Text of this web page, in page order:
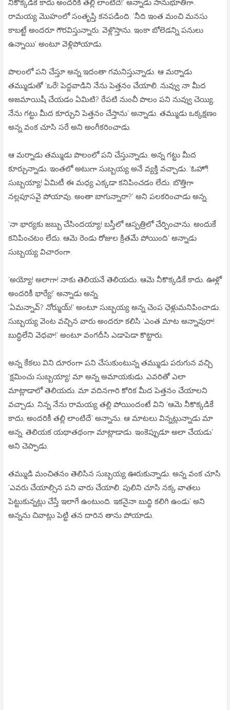
నీకొక్కడికే కాదు అందరికీ తల్లి లాంటిదే!’ అన్నాడు సానుభూతిగా.
రామయ్య మొహంలో సంతృప్తి కనపడింది. ‘నీది ఇంత మంచి మనసు
కాబట్టే అందరూ గౌరవిస్తున్నారు. వెళ్లొస్తాను. ఇంకా బోలెడన్ని పనులు
ఉన్నాయి’ అంటూ వెళ్లిపోయాడు.
పొలంలో పని చేస్తూ అన్న ఇదంతా గమనిస్తున్నాడు. ఆ మర్నాడు
తమ్ముడుతో ‘ఒరే! పెద్దవాడిని నేను పెత్తనం చేయాలి. నువ్వు నా మీద
అజమాయిషీ చేయడం ఏమిటి? రేపటి నుంచీ పొలం పని నువ్వు చెయ్యి.
నేను గట్టు మీద కూర్చుని పెత్తనం చేస్తాను’ అన్నాడు. తమ్ముడు ఒక్కక్షణం
అన్న వంక చూసి సరే అని అంగీకరించాడు.
ఆ మర్నాడు తమ్ముడు పొలంలో పని చేస్తున్నాడు. అన్న గట్టు మీద
కూర్చున్నాడు. ఇంతలో అటుగా సుబ్బయ్య అనే వ్యక్తి వచ్చాడు. ‘ఓహో!
సుబ్బయ్యా! ఏమిటీ ఈ మధ్య ఎక్కడా కనిపించడం లేదు. బొత్తిగా
నల్లపూసవై పోయావు. అంతా బాగున్నారా?’ అని పలకరించాడు అన్న.
‘నా భార్యకు జబ్బు చేసిందయ్యా! బస్తీలో ఆస్పత్రిలో చేర్పించాను. అందుకే
కనిపించటం లేదు. ఆమె రెండు రోజుల క్రితమే పోయింది’ అన్నాడు
సుబ్బయ్య విచారంగా.
‘అయ్యో! అలాగా! నాకు తెలియనే తెలియదు. ఆమె నీకొక్కడికే కాదు. ఊళ్లో
అందరికీ భార్యే!’ అన్నాడు అన్న.
‘ఏమన్నావ్? నోర్ముయ్!’ అంటూ సుబ్బయ్య అన్న చెంప ఛెళ్లుమనిపించాడు.
సుబ్బయ్య వెంట వచ్చిన వారు అందరూ కలిసి ‘ఎంత మాట అన్నావురా!
బుద్ధిలేని వెధవా!’ అంటూ వంగదీసి ఎడాపెడా కొట్టారు.
అన్న కేకలు విని దూరంగా పని చేసుకుంటున్న తమ్ముడు పరుగున వచ్చి
‘క్షమించు సుబ్బయ్యా! మా అన్న అమాయకుడు. ఎవరితో ఎలా
మాట్లాడాలో తెలియదు. మా వదినగారి కోరిక మీద పెత్తనం చేయాలని
వచ్చాడు. నిన్న నేను రామయ్య తల్లి పోయిందంటే విని ‘ఆమె నీకొక్కడికే
కాదు, అందరికీ తల్లి లాంటిదే’ అన్నాను. ఆ మాటలు విన్నట్లున్నాడు మా
అన్న. తెలియక యథాతథంగా మాట్లాడాడు. ఇంకెప్పుడూ అలా చేయడు’
అని చెప్పాడు.
తమ్ముడి మంచితనం తెలిసిన సుబ్బయ్య ఊరుకున్నాడు. అన్న వంక చూసి
‘ఎవరు చేయాల్సిన పని వారు చేయాలి. పులిని చూసి నక్క వాతలు
పెట్టుకున్నట్లు చేస్తే ఇలాగే ఉంటుంది. ఇకనైనా బుద్ధి కలిగి ఉండు’ అని
అన్నను చివాట్లు పెట్టి తన దారిన తాను పోయాడు.